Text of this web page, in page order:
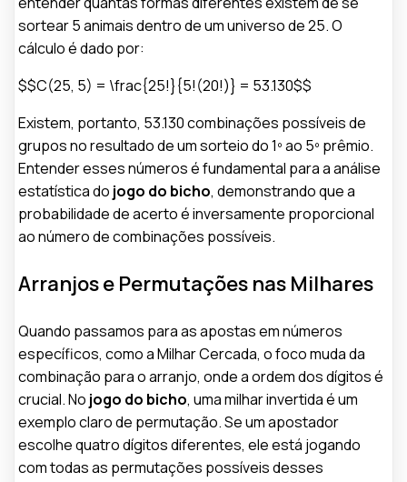
sortear 5 animais dentro de um universo de 25. O
cálculo é dado por:
$$C(25, 5) = \frac{25!}{5!(20!)} = 53.130$$
Existem, portanto, 53.130 combinações possíveis de
grupos no resultado de um sorteio do 1º ao 5º prêmio.
Entender esses números é fundamental para a análise
estatística do jogo do bicho, demonstrando que a
probabilidade de acerto é inversamente proporcional
ao número de combinações possíveis.
Arranjos e Permutações nas Milhares
Quando passamos para as apostas em números
específicos, como a Milhar Cercada, o foco muda da
combinação para o arranjo, onde a ordem dos dígitos é
crucial. No jogo do bicho, uma milhar invertida é um
exemplo claro de permutação. Se um apostador
escolhe quatro dígitos diferentes, ele está jogando
com todas as permutações possíveis desses